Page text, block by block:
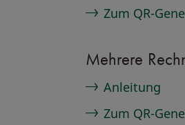
Zum QR-
Mehrere
Anleitung
Zum QR-